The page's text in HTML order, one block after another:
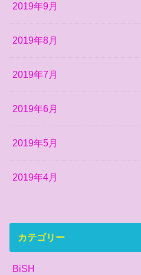
2019年9月
2019年8月
2019年7月
2019年6月
2019年5月
2019年4月
カテゴリー
BiSH